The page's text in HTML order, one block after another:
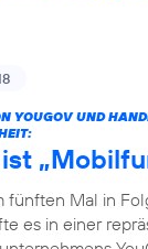
YOUGOV UND
ist
fünften Mal in
es in einer